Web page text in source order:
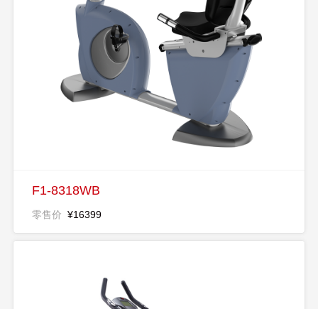
F1-8318WB
零售价 ¥16399